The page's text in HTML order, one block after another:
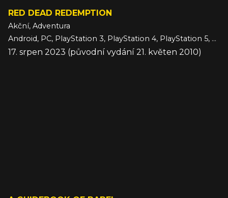
RED DEAD REDEMPTION
Akční, Adventura
Android, PC, PlayStation 3, PlayStation 4, PlayStation 5, Switch, Switch 2, Xbox 360, Xbox Series, iOS
17. srpen 2023 (původní vydání 21. květen 2010)